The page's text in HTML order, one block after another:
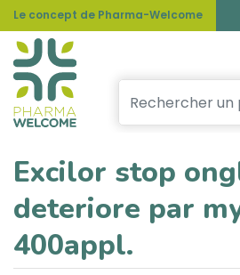
Le concept de Pharma-Welcome
Excilor stop
deteriore par
400appl.